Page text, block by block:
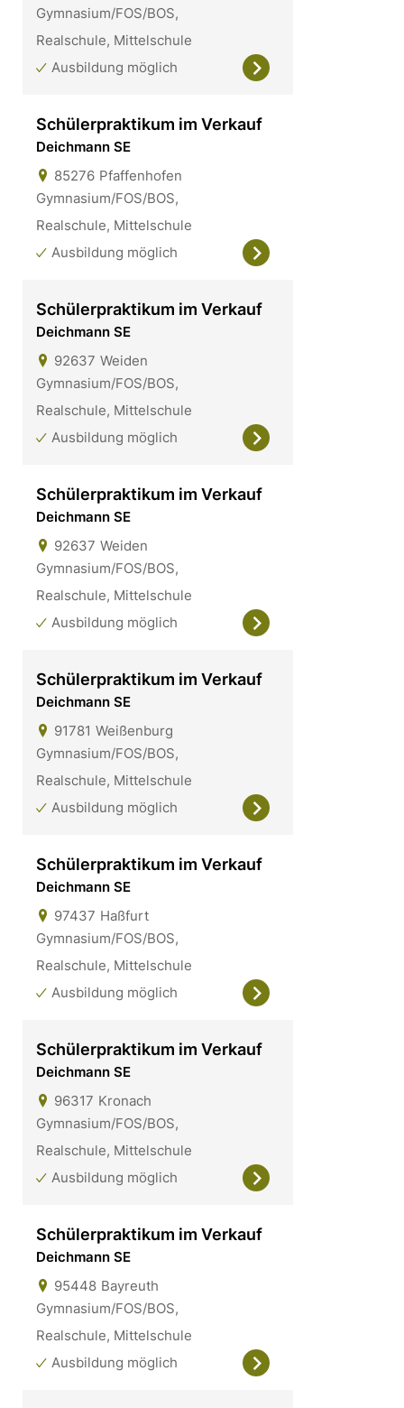
Gymnasium/FOS/BOS,
Realschule, Mittelschule
Ausbildung möglich
Schülerpraktikum im Verkauf
Deichmann SE
85276 Pfaffenhofen
Gymnasium/FOS/BOS,
Realschule, Mittelschule
Ausbildung möglich
Schülerpraktikum im Verkauf
Deichmann SE
92637 Weiden
Gymnasium/FOS/BOS,
Realschule, Mittelschule
Ausbildung möglich
Schülerpraktikum im Verkauf
Deichmann SE
92637 Weiden
Gymnasium/FOS/BOS,
Realschule, Mittelschule
Ausbildung möglich
Schülerpraktikum im Verkauf
Deichmann SE
91781 Weißenburg
Gymnasium/FOS/BOS,
Realschule, Mittelschule
Ausbildung möglich
Schülerpraktikum im Verkauf
Deichmann SE
97437 Haßfurt
Gymnasium/FOS/BOS,
Realschule, Mittelschule
Ausbildung möglich
Schülerpraktikum im Verkauf
Deichmann SE
96317 Kronach
Gymnasium/FOS/BOS,
Realschule, Mittelschule
Ausbildung möglich
Schülerpraktikum im Verkauf
Deichmann SE
95448 Bayreuth
Gymnasium/FOS/BOS,
Realschule, Mittelschule
Ausbildung möglich